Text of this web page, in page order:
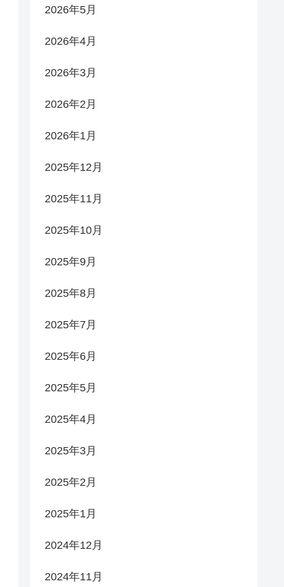
2026年5月
2026年4月
2026年3月
2026年2月
2026年1月
2025年12月
2025年11月
2025年10月
2025年9月
2025年8月
2025年7月
2025年6月
2025年5月
2025年4月
2025年3月
2025年2月
2025年1月
2024年12月
2024年11月